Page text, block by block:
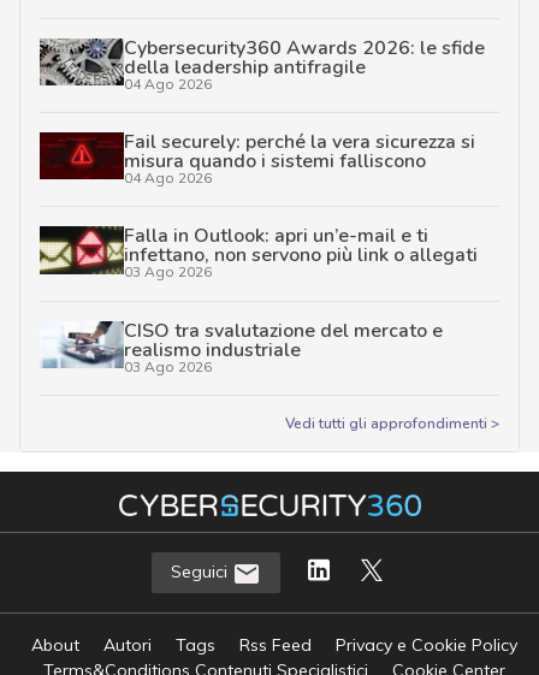
Cybersecurity360 Awards 2026: le sfide
della leadership antifragile
04 Ago 2026
Fail securely: perché la vera sicurezza si
misura quando i sistemi falliscono
04 Ago 2026
Falla in Outlook: apri un’e-mail e ti
infettano, non servono più link o allegati
03 Ago 2026
CISO tra svalutazione del mercato e
realismo industriale
03 Ago 2026
Vedi tutti gli approfondimenti >
Seguici
About Autori Tags Rss Feed
Privacy e Cookie Policy
Terms&Conditions Contenuti Specialistici
Cookie Center